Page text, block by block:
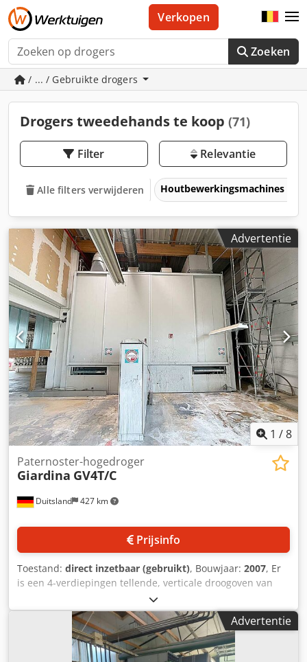
Zoeken
Verkopen
/ ... / Gebruikte drogers
Drogers tweedehands te koop (71)
Filter Relevantie
Alle filters verwijderen Houtbewerkingsmachines
Advertentie
1 /8
Duitsland 427 km
Paternoster-hogedroger
Giardina GV4T/C
Prijsinfo
Toestand: direct inzetbaar (gebruikt), Bouwjaar: 2007, Er
is een 4-verdiepingen tellende, verticale droogoven van
Giardina beschikbaar, voorzien van een paternoster-
systeem voor water- en oplosmiddellakken, met
verdampings-, verwarmings- en droogzones. Bereik van de
lengte van de werkstukken: 300 mm - 3200 mm, bereik van
de breedte van de werkstukken: 0 mm - 1350 mm, bereik
Advertentie